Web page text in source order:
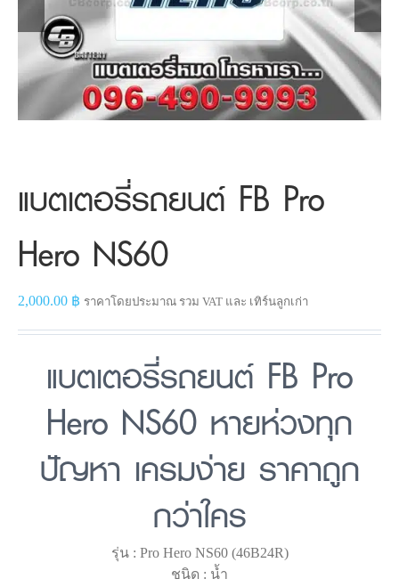
แบตเตอรี่รถยนต์ FB Pro
Hero NS60
2,000.00 ฿ ราคาโดยประมาณ รวม VAT และ เทิร์นลูกเก่า
แบตเตอรี่รถยนต์ FB Pro
Hero NS60 หายห่วงทุก
ปัญหา เครมง่าย ราคาถูก
กว่าใคร
รุ่น : Pro Hero NS60 (46B24R)
ชนิด : น้ำ